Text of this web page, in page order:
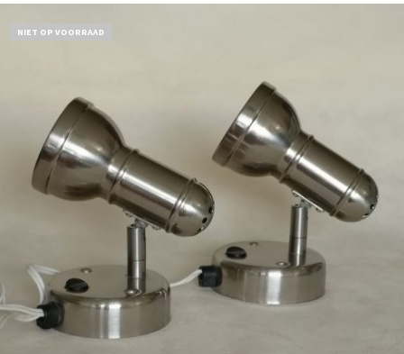
NIET OP VOORRAAD